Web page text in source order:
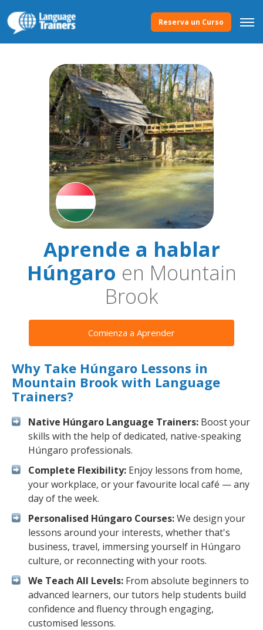
Reserva un Curso
Aprende a hablar
Húngaro en Mountain
Brook
Comienza a Aprender
Why Take Húngaro Lessons in
Mountain Brook with Language
Trainers?
Native Húngaro Language Trainers: Boost your
skills with the help of dedicated, native-speaking
Húngaro professionals.
Complete Flexibility: Enjoy lessons from home,
your workplace, or your favourite local café — any
day of the week.
Personalised Húngaro Courses:We design your
lessons around your interests, whether that's
business, travel, immersing yourself in Húngaro
culture, or reconnecting with your roots.
We Teach All Levels: From absolute beginners to
advanced learners, our tutors help students build
confidence and fluency through engaging,
customised lessons.